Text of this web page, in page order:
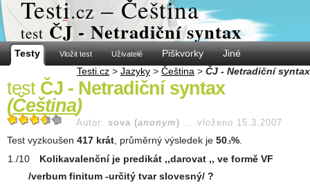
Testi.cz – Čeština
test ČJ - Netradiční syntax
Testy Vložit test Uživatelé Piškvorky
Jiné
Testi.cz > Jazyky > Čeština > ČJ - Netradiční syntax
test ČJ - Netradiční syntax
(Čeština)
Autor: sova (anonym ) ... vloženo 15.3.2007
Test vyzkoušen 417 krát , průměrný výsledek je 50 .3%
Kolikavalenční je predikát ,,darovat ,, ve formě VF
/verbum finitum -určitý tvar slovesný/ ?